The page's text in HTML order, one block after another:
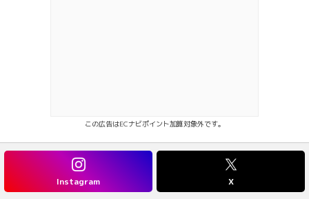
この広告はECナビポイント加算対象外です。
Instagram X